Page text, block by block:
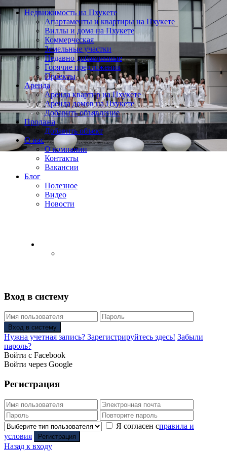
Недвижимость на Пхукете
Апартаменты и квартиры на Пхукете
Виллы и дома на Пхукете
Коммерческая
Земельные участки
Недавно добавленные
Горячие предложения
Проекты
Аренда
Аренда квартир на Пхукете
Аренда домов на Пхукете
Добавить объявление
Продажа
Добавить объект
О нас
О компании
Контакты
Вакансии
Блог
Полезное
Видео
Новости
Вход в систему
Вход в систему
Нужна учетная запись? Зарегистрируйтесь здесь! Забыли
пароль?
Войти с Facebook
Войти через Google
Регистрация
Я согласен справила и
условия
Регистрация
Назад к входу